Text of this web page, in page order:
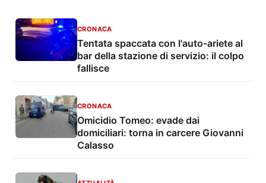
CRONACA
Tentata spaccata con l'auto-ariete al
bar della stazione di servizio: il colpo
fallisce
CRONACA
Omicidio Tomeo: evade dai
domiciliari: torna in carcere Giovanni
Calasso